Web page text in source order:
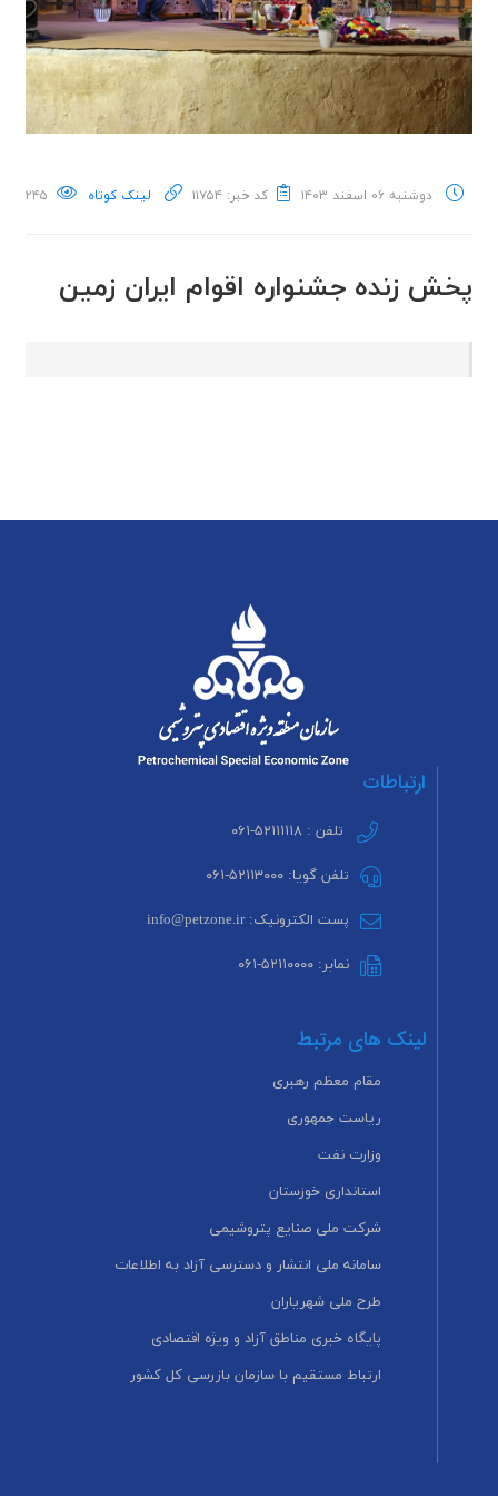
دوشنبه ۰۶ اسفند ۱۴۰۳ کد خبر: ۱۱۷۵۴ لینک کوتاه ۲۴۵
پخش زنده جشنواره اقوام ایران زمین
ارتباطات
تلفن : ۵۲۱۱۱۱۱۸-۰۶۱
تلفن گویا: ۵۲۱۱۳۰۰۰-۰۶۱
پست الکترونیک: info@petzone.ir
نمابر: ۵۲۱۱۰۰۰۰-۰۶۱
لینک های مرتبط
مقام معظم رهبری
ریاست جمهوری
وزارت نفت
استانداری خوزستان
شرکت ملی صنایع پتروشیمی
سامانه ملی انتشار و دسترسی آزاد به اطلاعات
طرح ملی شهریاران
پایگاه خبری مناطق آزاد و ویژه اقتصادی
ارتباط مستقیم با سازمان بازرسی کل کشور